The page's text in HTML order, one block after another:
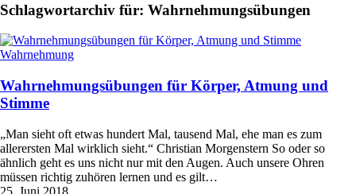
Schlagwortarchiv für: Wahrnehmungsübungen
Wahrnehmung
Wahrnehmungsübungen für Körper, Atmung und
Stimme
„Man sieht oft etwas hundert Mal, tausend Mal, ehe man es zum
allerersten Mal wirklich sieht.“ Christian Morgenstern So oder so
ähnlich geht es uns nicht nur mit den Augen. Auch unsere Ohren
müssen richtig zuhören lernen und es gilt…
25. Juni 2018